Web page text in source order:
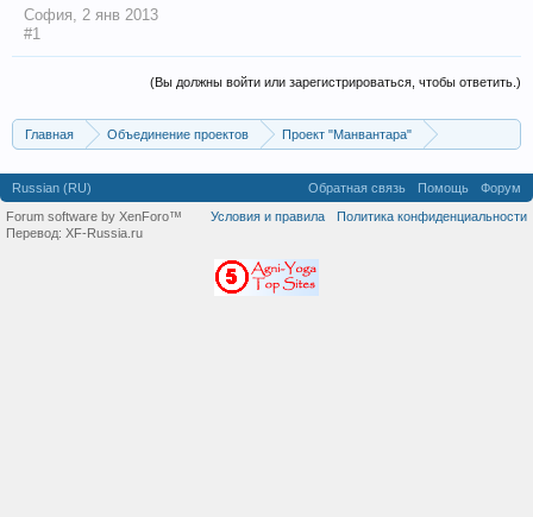
София, 2 янв 2013
#1
(Вы должны войти или зарегистрироваться, чтобы ответить.)
Главная Объединение проектов
Проект "Манвантара"
Russian (RU) Обратная связь Помощь
Форум
Условия и правила
Политика конфиденциальности
Forum software by XenForo™
Перевод: XF-Russia.ru